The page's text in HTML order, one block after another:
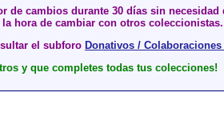
de cambios durante 30 días sin
hora de cambiar con otros coleccionistas.
el subforo Donativos /
y que completes todas tus colecciones!